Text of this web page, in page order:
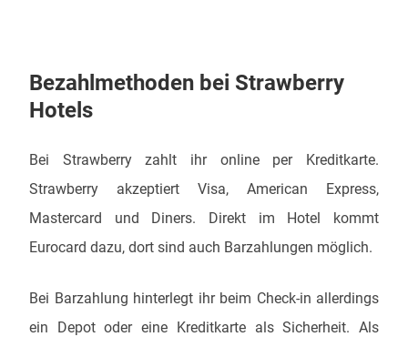
Bezahlmethoden bei Strawberry
Hotels
Bei Strawberry zahlt ihr online per Kreditkarte.
Strawberry akzeptiert Visa, American Express,
Mastercard und Diners. Direkt im Hotel kommt
Eurocard dazu, dort sind auch Barzahlungen möglich.
Bei Barzahlung hinterlegt ihr beim Check-in allerdings
ein Depot oder eine Kreditkarte als Sicherheit. Als